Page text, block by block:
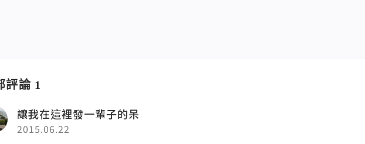
評論 1
讓我在這裡發一輩子的呆
2015.06.22